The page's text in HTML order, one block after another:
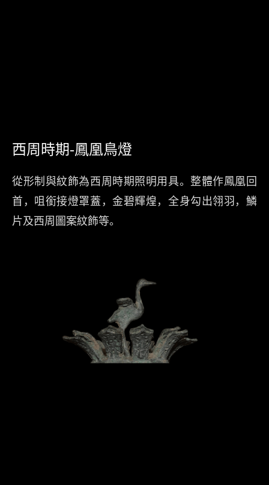
西周時期-鳳凰鳥燈
從形制與紋飾為西周時期照明用具。整體作鳳凰回
首，咀銜接燈罩蓋，金碧輝煌，全身勾出翎羽，鱗
片及西周圖案紋飾等。